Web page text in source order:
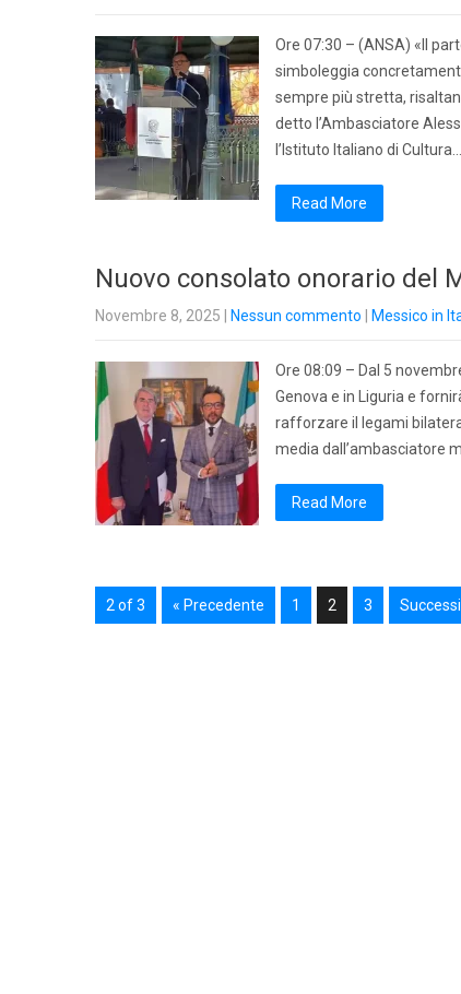
Ore 07:30 – (ANSA) «Il
simboleggia
sempre più stretta,
detto l’Ambasciatore
l’Istituto Italiano di Cultura…
Read More
Nuovo consolato onorario del
Novembre 8, 2025 Nessun commento Messico in
Ore 08:09 – Dal 5
Genova e in Liguria e
rafforzare il legami
media dall’ambasciatore
Read More
2 of 3 « Precedente 1 2 3